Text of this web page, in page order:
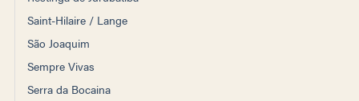
Saint-Hilaire / Lange
São Joaquim
Sempre Vivas
Serra da Bocaina